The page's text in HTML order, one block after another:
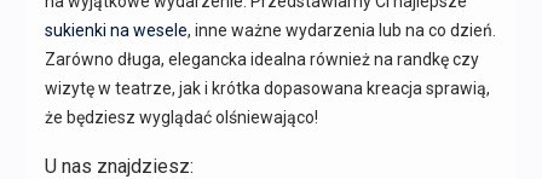
sukienki na wesele, inne ważne wydarzenia lub na co dzień.
Zarówno długa, elegancka idealna również na randkę czy
wizytę w teatrze, jak i krótka dopasowana kreacja sprawią,
że będziesz wyglądać olśniewająco!
U nas znajdziesz: